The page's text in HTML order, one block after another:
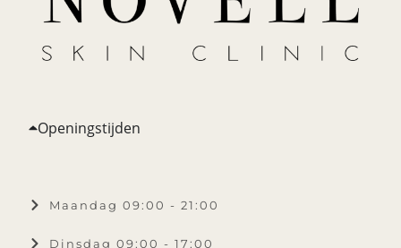
Openingstijden
Maandag 09:00 - 21:00
Dinsdag 09:00 - 17:00